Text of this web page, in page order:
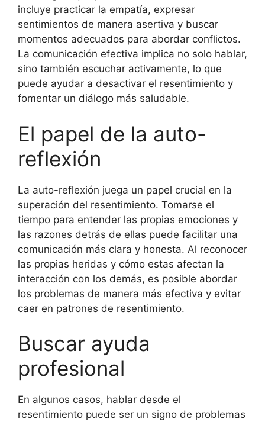
incluye practicar la empatía, expresar
sentimientos de manera asertiva y buscar
momentos adecuados para abordar conflictos.
La comunicación efectiva implica no solo hablar,
sino también escuchar activamente, lo que
puede ayudar a desactivar el resentimiento y
fomentar un diálogo más saludable.
El papel de la auto-
reflexión
La auto-reflexión juega un papel crucial en la
superación del resentimiento. Tomarse el
tiempo para entender las propias emociones y
las razones detrás de ellas puede facilitar una
comunicación más clara y honesta. Al reconocer
las propias heridas y cómo estas afectan la
interacción con los demás, es posible abordar
los problemas de manera más efectiva y evitar
caer en patrones de resentimiento.
Buscar ayuda
profesional
En algunos casos, hablar desde el
resentimiento puede ser un signo de problemas